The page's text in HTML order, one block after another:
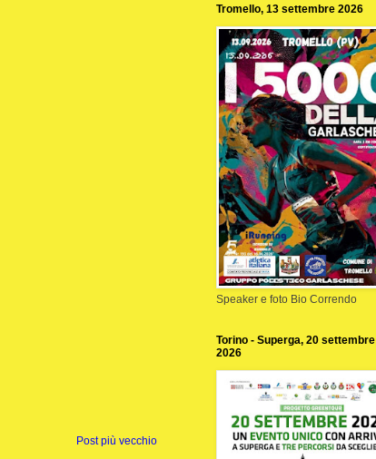
Post più vecchio
Tromello, 13 settembre 2026
Speaker e foto Bio Correndo
Torino - Superga, 20 settembre
2026